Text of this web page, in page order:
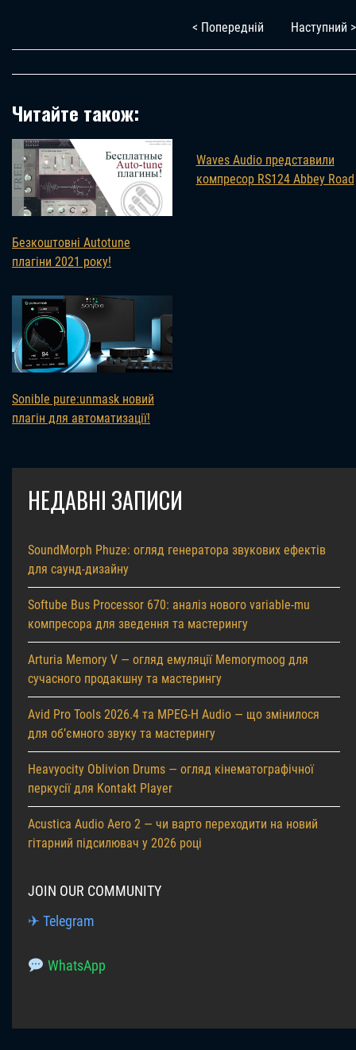
< Попередній Наступний >
Читайте також:
Безкоштовні Autotune
плагіни 2021 року!
Waves Audio представили
компресор RS124 Abbey Road
Sonible pure:unmask новий
плагін для автоматизації!
НЕДАВНІ ЗАПИСИ
SoundMorph Phuze: огляд генератора звукових ефектів
для саунд-дизайну
Softube Bus Processor 670: аналіз нового variable-mu
компресора для зведення та мастерингу
Arturia Memory V — огляд емуляції Memorymoog для
сучасного продакшну та мастерингу
Avid Pro Tools 2026.4 та MPEG-H Audio — що змінилося
для об’ємного звуку та мастерингу
Heavyocity Oblivion Drums — огляд кінематографічної
перкусії для Kontakt Player
Acustica Audio Aero 2 — чи варто переходити на новий
гітарний підсилювач у 2026 році
JOIN OUR COMMUNITY
✈ Telegram
WhatsApp